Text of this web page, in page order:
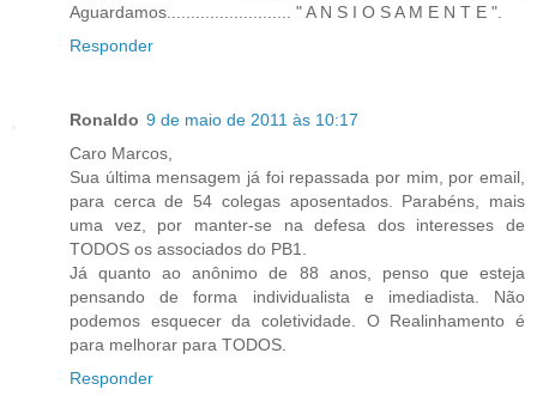
Aguardamos.......................... " A N S I O S A M E N T E ".
Responder
Ronaldo 9 de maio de 2011 às 10:17
Caro Marcos,
Sua última mensagem já foi repassada por mim, por email,
para cerca de 54 colegas aposentados. Parabéns, mais
uma vez, por manter-se na defesa dos interesses de
TODOS os associados do PB1.
Já quanto ao anônimo de 88 anos, penso que esteja
pensando de forma individualista e imediadista. Não
podemos esquecer da coletividade. O Realinhamento é
para melhorar para TODOS.
Responder